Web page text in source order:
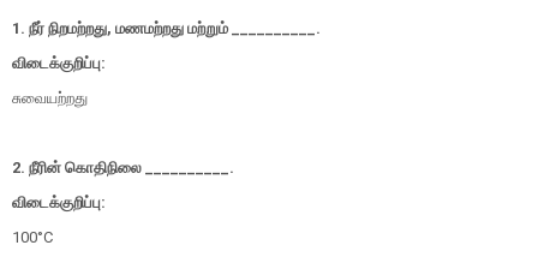
1. நீர் நிறமற்றது, மணமற்றது மற்றும் __________.
விடைக்குறிப்பு:
சுவையற்றது
2. நீரின் கொதிநிலை __________.
விடைக்குறிப்பு:
100°C